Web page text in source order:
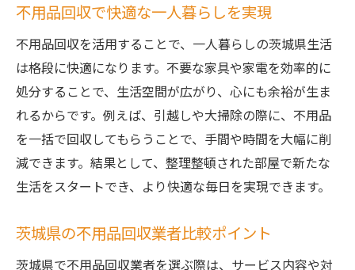
不用品回収で快適な一人暮らしを実現
不用品回収を活用することで、一人暮らしの茨城県生活
は格段に快適になります。不要な家具や家電を効率的に
処分することで、生活空間が広がり、心にも余裕が生ま
れるからです。例えば、引越しや大掃除の際に、不用品
を一括で回収してもらうことで、手間や時間を大幅に削
減できます。結果として、整理整頓された部屋で新たな
生活をスタートでき、より快適な毎日を実現できます。
茨城県の不用品回収業者比較ポイント
茨城県で不用品回収業者を選ぶ際は、サービス内容や対